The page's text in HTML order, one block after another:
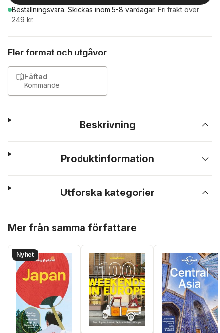
Beställningsvara. Skickas inom 5-8 vardagar. Fri frakt över
249 kr.
Fler format och utgåvor
Häftad
Kommande
Beskrivning
Produktinformation
Utforska kategorier
Mer från samma författare
Nyhet